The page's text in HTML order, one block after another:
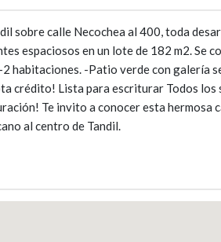
sobre calle Necochea al 400, toda
espaciosos en un lote de 182 m2. Se
habitaciones. -Patio verde con galería
crédito! Lista para escriturar Todos los
Te invito a conocer esta hermosa
al centro de Tandil.